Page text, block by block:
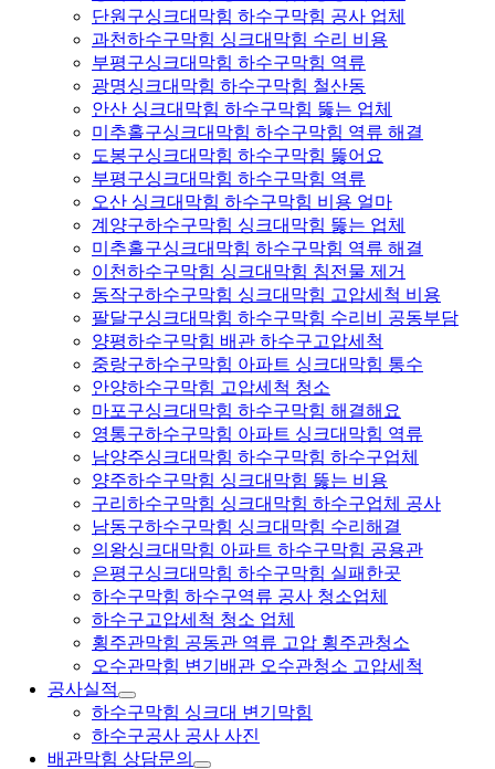
단원구싱크대막힘 하수구막힘 공사 업체
과천하수구막힘 싱크대막힘 수리 비용
부평구싱크대막힘 하수구막힘 역류
광명싱크대막힘 하수구막힘 철산동
안산 싱크대막힘 하수구막힘 뚫는 업체
미추홀구싱크대막힘 하수구막힘 역류 해결
도봉구싱크대막힘 하수구막힘 뚫어요
부평구싱크대막힘 하수구막힘 역류
오산 싱크대막힘 하수구막힘 비용 얼마
계양구하수구막힘 싱크대막힘 뚫는 업체
미추홀구싱크대막힘 하수구막힘 역류 해결
이천하수구막힘 싱크대막힘 침전물 제거
동작구하수구막힘 싱크대막힘 고압세척 비용
팔달구싱크대막힘 하수구막힘 수리비 공동부담
양평하수구막힘 배관 하수구고압세척
중랑구하수구막힘 아파트 싱크대막힘 통수
안양하수구막힘 고압세척 청소
마포구싱크대막힘 하수구막힘 해결해요
영통구하수구막힘 아파트 싱크대막힘 역류
남양주싱크대막힘 하수구막힘 하수구업체
양주하수구막힘 싱크대막힘 뚫는 비용
구리하수구막힘 싱크대막힘 하수구업체 공사
남동구하수구막힘 싱크대막힘 수리해결
의왕싱크대막힘 아파트 하수구막힘 공용관
은평구싱크대막힘 하수구막힘 실패한곳
하수구막힘 하수구역류 공사 청소업체
하수구고압세척 청소 업체
횡주관막힘 공동관 역류 고압 횡주관청소
오수관막힘 변기배관 오수관청소 고압세척
공사실적
하수구막힘 싱크대 변기막힘
하수구공사 공사 사진
배관막힘 상담문의